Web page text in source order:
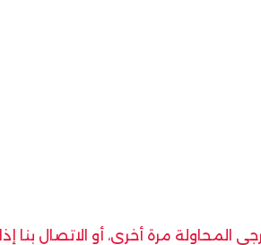
المحاولة مرة أخرى، أو الاتصال بنا